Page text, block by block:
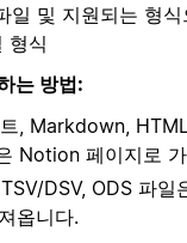
일 및 지원되는 형
형식
는 방법:
, Markdown,
Notion 페이지로
DSV, ODS 파
옵니다.